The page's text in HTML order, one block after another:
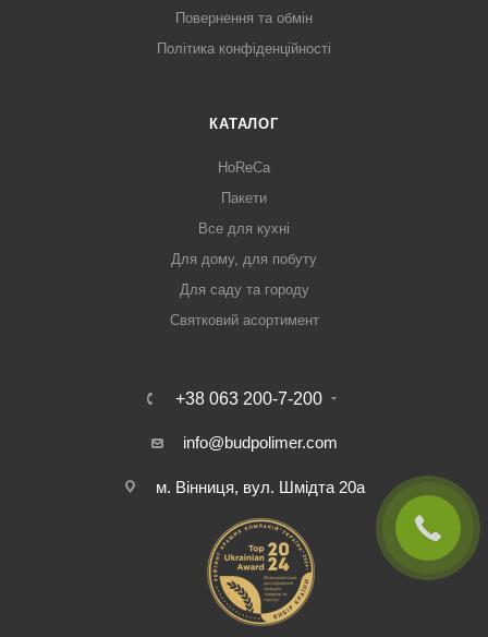
Повернення та обмін
Політика конфіденційності
КАТАЛОГ
HoReCa
Пакети
Все для кухні
Для дому, для побуту
Для саду та городу
Святковий асортимент
+38 063 200-7-200
info@budpolimer.com
м. Вінниця, вул. Шмідта 20а